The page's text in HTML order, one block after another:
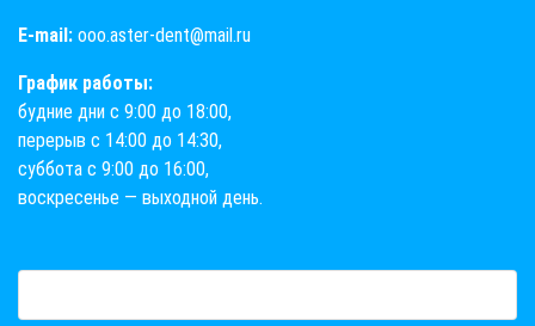
E-mail: ooo.aster-dent@mail.ru
График работы:
будние дни с 9:00 до 18:00,
перерыв с 14:00 до 14:30,
суббота с 9:00 до 16:00,
воскресенье — выходной день.